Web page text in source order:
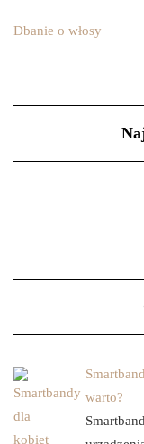
Dbanie o włosy
warto?